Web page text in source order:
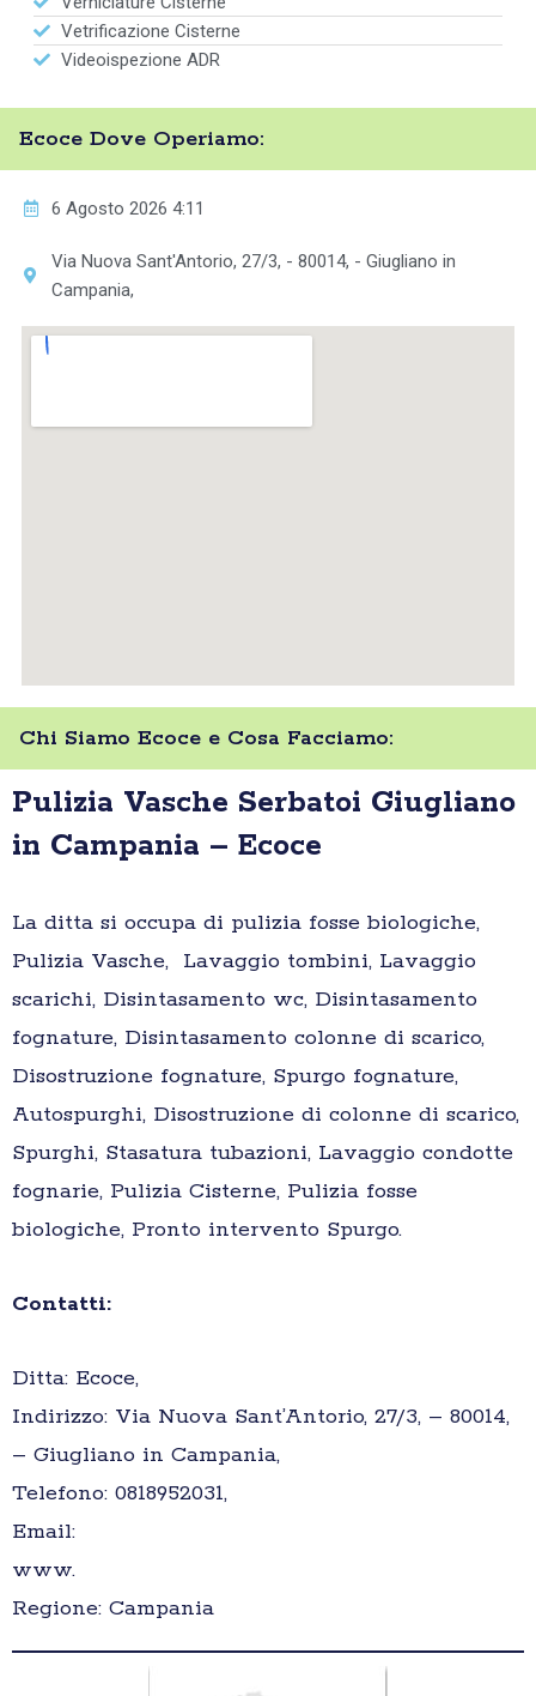
Vetrificazione Cisterne
Videoispezione ADR
Ecoce Dove Operiamo:
6 Agosto 2026 4:11
Via Nuova Sant'Antorio, 27/3, - 80014, - Giugliano in
Campania,
Chi Siamo Ecoce e Cosa Facciamo:
Pulizia Vasche Serbatoi Giugliano
in Campania – Ecoce
La ditta si occupa di pulizia fosse biologiche,
Pulizia Vasche, Lavaggio tombini, Lavaggio
scarichi, Disintasamento wc, Disintasamento
fognature, Disintasamento colonne di scarico,
Disostruzione fognature, Spurgo fognature,
Autospurghi, Disostruzione di colonne di scarico,
Spurghi, Stasatura tubazioni, Lavaggio condotte
fognarie, Pulizia Cisterne, Pulizia fosse
biologiche, Pronto intervento Spurgo.
Contatti:
Ditta: Ecoce,
Indirizzo: Via Nuova Sant’Antorio, 27/3, – 80014,
– Giugliano in Campania,
Telefono: 0818952031,
Email:
www.
Regione: Campania